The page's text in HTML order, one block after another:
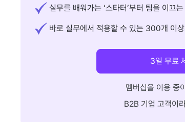
실무를 배워가는 ‘스타터’부터 팀을 이끄
바로 실무에서 적용할 수 있는 300개 이
3일 무료
멤버십을 이용 중
B2B 기업 고객이